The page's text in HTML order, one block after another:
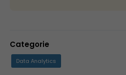
Categorie
Data Analytics